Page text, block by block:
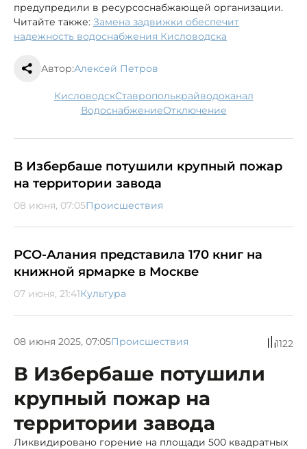
предупредили в ресурсоснабжающей организации.
Читайте также: Замена задвижки обеспечит
надежность водоснабжения Кисловодска
Автор:Алексей Петров
Кисловодск Ставрополькрайводоканал
водоснабжение
отключение
В Избербаше потушили крупный пожар
на территории завода
08 июня, 07:05Происшествия
РСО-Алания представила 170 книг на
книжной ярмарке в Москве
07 июня, 21:41Культура
08 июня 2025, 07:05Происшествия 1122
В Избербаше потушили
крупный пожар на
территории завода
Ликвидировано горение на площади 500 квадратных